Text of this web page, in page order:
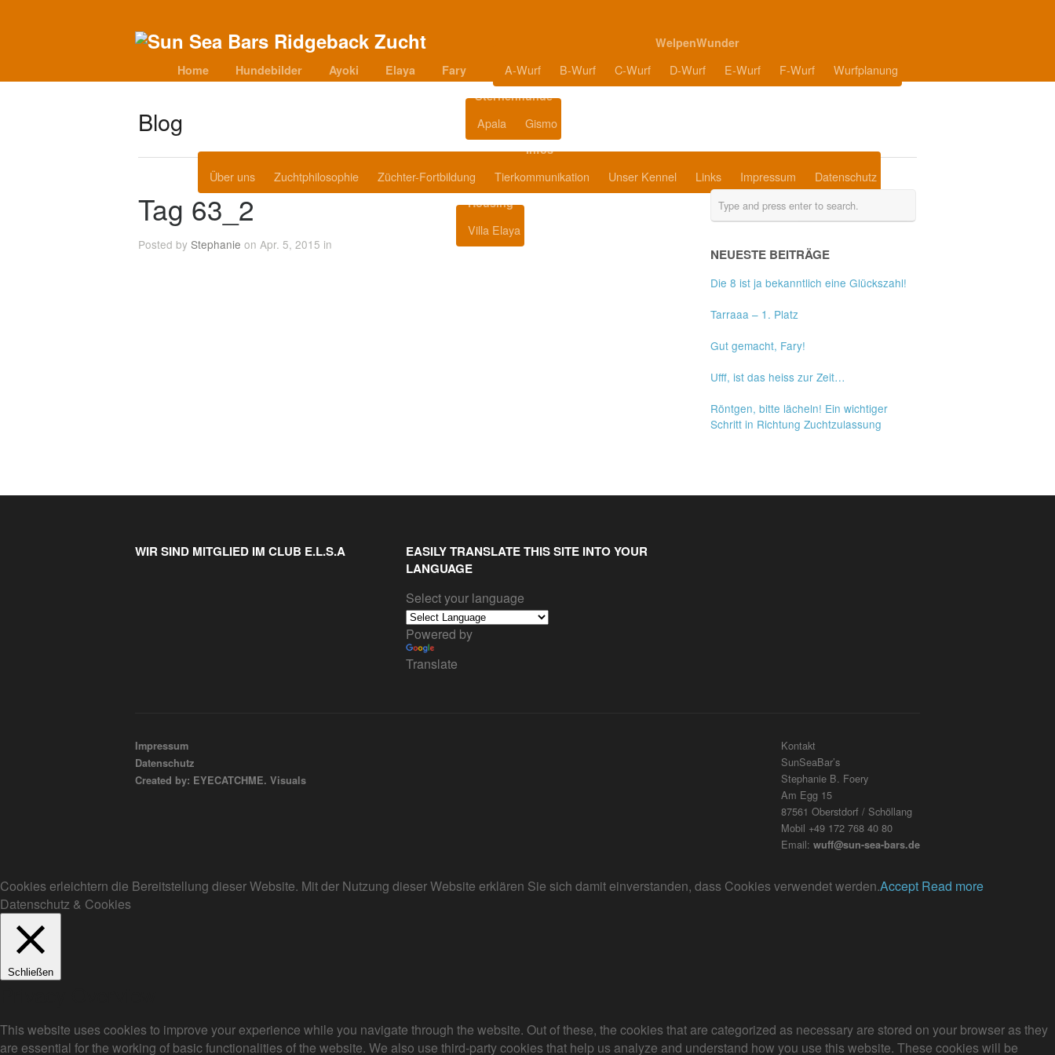
Home Hundebilder Ayoki Elaya Fary
WelpenWunder
A-Wurf B-Wurf C-Wurf D-Wurf E-Wurf F-Wurf Wurfplanung
Sternenhunde
Apala Gismo
Infos
Über uns Zuchtphilosophie Züchter-Fortbildung Tierkommunikation Unser Kennel Links Impressum Datenschutz
Housing
Villa Elaya
Blog
Tag 63_2
Posted by Stephanie on Apr. 5, 2015 in
NEUESTE BEITRÄGE
Die 8 ist ja bekanntlich eine Glückszahl!
Tarraaa – 1. Platz
Gut gemacht, Fary!
Ufff, ist das heiss zur Zeit…
Röntgen, bitte lächeln! Ein wichtiger
Schritt in Richtung Zuchtzulassung
WIR SIND MITGLIED IM CLUB E.L.S.A
EASILY TRANSLATE THIS SITE INTO YOUR
LANGUAGE
Select your language
Powered by
Translate
Impressum
Datenschutz
Created by: EYECATCHME. Visuals
Kontakt
SunSeaBar’s
Stephanie B. Foery
Am Egg 15
87561 Oberstdorf / Schöllang
Mobil +49 172 768 40 80
Email: wuff@sun-sea-bars.de
Cookies erleichtern die Bereitstellung dieser Website. Mit der Nutzung dieser Website erklären Sie sich damit einverstanden, dass Cookies verwendet werden.Accept Read more
Datenschutz & Cookies
Schließen
This website uses cookies to improve your experience while you navigate through the website. Out of these, the cookies that are categorized as necessary are stored on your browser as they
are essential for the working of basic functionalities of the website. We also use third-party cookies that help us analyze and understand how you use this website. These cookies will be